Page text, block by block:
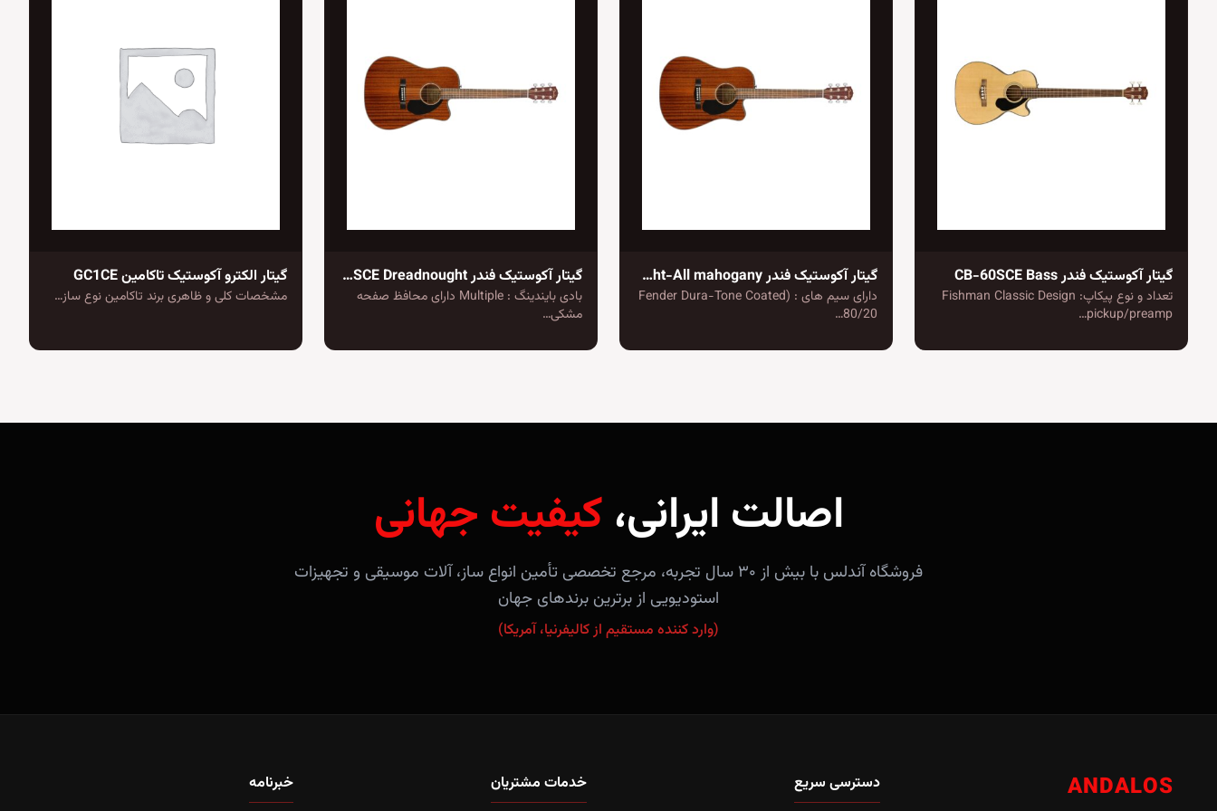
گیتار آکوستیک فندر CB-60SCE Bass
تعداد و نوع پیکاپ: Fishman Classic Design
pickup/preamp…
گیتار آکوستیک فندر CD-60SCE Dreadnought-All mahogany
دارای سیم های : (Fender Dura-Tone Coated
80/20…
گیتار آکوستیک فندر CD-60SCE Dreadnought
بادی بایندینگ : Multiple دارای محافظ صفحه
مشکی…
گیتار الکترو آکوستیک تاکامین GC1CE
مشخصات کلی و ظاهری برند تاکامین نوع ساز…
اصالت ایرانی، کیفیت جهانی
فروشگاه آندلس با بیش از ۳۰ سال تجربه، مرجع تخصصی تأمین انواع ساز، آلات موسیقی و تجهیزات
استودیویی از برترین برندهای جهان
(وارد کننده مستقیم از کالیفرنیا، آمریکا)
ANDALOS دسترسی سریع خدمات مشتریان خبرنامه